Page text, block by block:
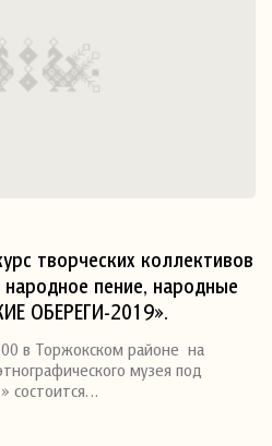
творческих коллективов
пение, народные
ОБЕРЕГИ-2019».
в Торжокском районе на
музея под
состоится…